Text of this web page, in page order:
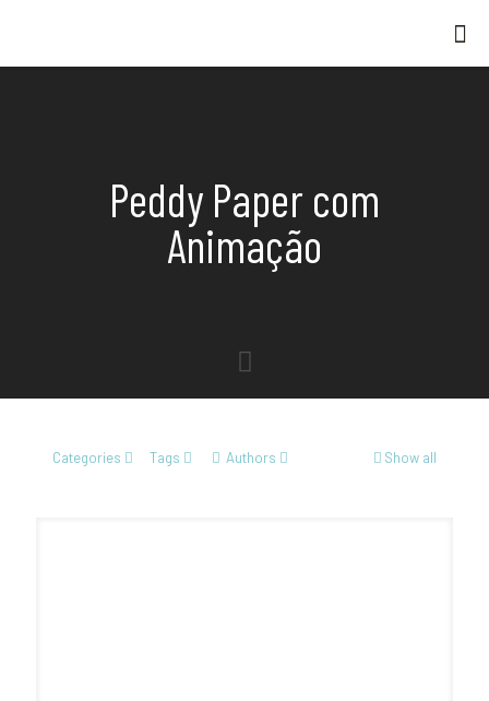
Peddy Paper com
Animação
Categories Tags Authors Show all